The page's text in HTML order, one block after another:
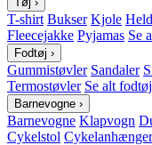
T-shirt Bukser Kjole
Fleecejakke Pyjamas Se
Fodtøj ›
Gummistøvler Sandaler
Termostøvler Se alt fodtøj
Barnevogne ›
Barnevogne Klapvogn
Cykelstol Cykelanhænger